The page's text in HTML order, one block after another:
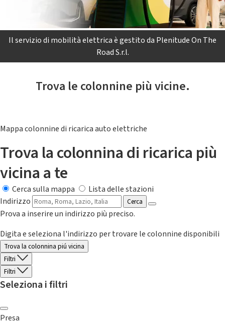
Il servizio di mobilità elettrica è gestito da Plenitude On The
Road S.r.l.
Trova le colonnine più vicine.
Mappa colonnine di ricarica auto elettriche
Trova la colonnina di ricarica più
vicina a te
Cerca sulla mappa
Lista delle stazioni
Indirizzo
Cerca
Prova a inserire un indirizzo più preciso.
Digita e seleziona l'indirizzo per trovare le colonnine disponibili
Trova la colonnina piú vicina
Filtri
Filtri
Seleziona i filtri
Presa